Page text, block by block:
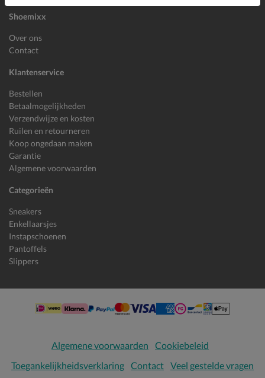
Shoemixx
Over ons
Contact
Klantenservice
Bestellen
Betaalmogelijkheden
Verzendwijze en kosten
Ruilen en retourneren
Koop ongedaan maken
Garantie
Algemene voorwaarden
Categorieën
Sneakers
Enkellaarsjes
Instapschoenen
Pantoffels
Slippers
Algemene voorwaarden
Cookiebeleid
Toegankelijkheidsverklaring Contact Veel gestelde vragen